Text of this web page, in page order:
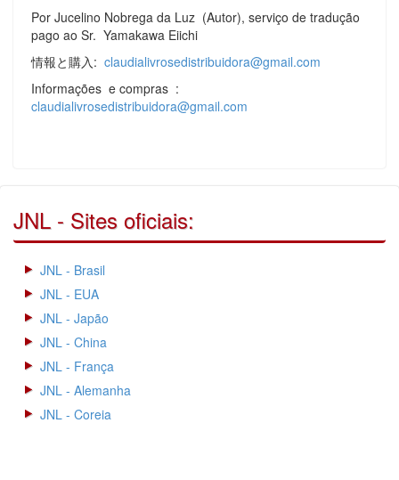
Por Jucelino Nobrega da Luz (Autor), serviço de tradução
pago ao Sr. Yamakawa Eiichi
情報と購入: claudialivrosedistribuidora@gmail.com
Informações e compras :
claudialivrosedistribuidora@gmail.com
JNL - Sites oficiais:
JNL - Brasil
JNL - EUA
JNL - Japão
JNL - China
JNL - França
JNL - Alemanha
JNL - Coreia